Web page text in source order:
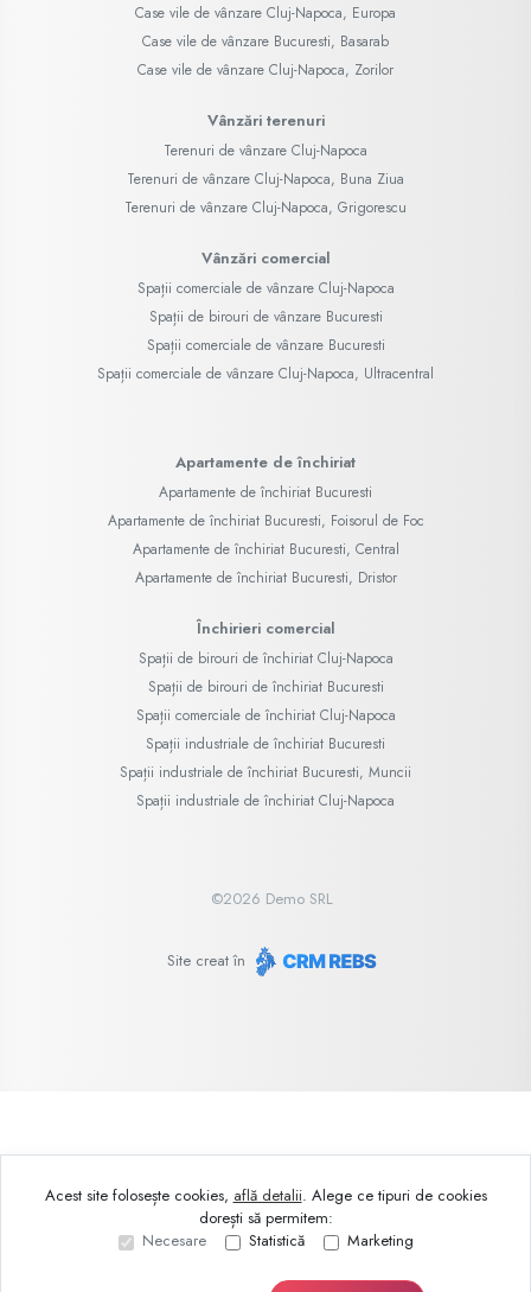
Case vile de vânzare Cluj-Napoca, Europa
Case vile de vânzare Bucuresti, Basarab
Case vile de vânzare Cluj-Napoca, Zorilor
Vânzări terenuri
Terenuri de vânzare Cluj-Napoca
Terenuri de vânzare Cluj-Napoca, Buna Ziua
Terenuri de vânzare Cluj-Napoca, Grigorescu
Vânzări comercial
Spații comerciale de vânzare Cluj-Napoca
Spații de birouri de vânzare Bucuresti
Spații comerciale de vânzare Bucuresti
Spații comerciale de vânzare Cluj-Napoca, Ultracentral
Apartamente de închiriat
Apartamente de închiriat Bucuresti
Apartamente de închiriat Bucuresti, Foisorul de Foc
Apartamente de închiriat Bucuresti, Central
Apartamente de închiriat Bucuresti, Dristor
Închirieri comercial
Spații de birouri de închiriat Cluj-Napoca
Spații de birouri de închiriat Bucuresti
Spații comerciale de închiriat Cluj-Napoca
Spații industriale de închiriat Bucuresti
Spații industriale de închiriat Bucuresti, Muncii
Spații industriale de închiriat Cluj-Napoca
©2026 Demo SRL
Site creat în
Acest site folosește cookies, află detalii. Alege ce tipuri de cookies
dorești să permitem:
Necesare
Statistică Marketing